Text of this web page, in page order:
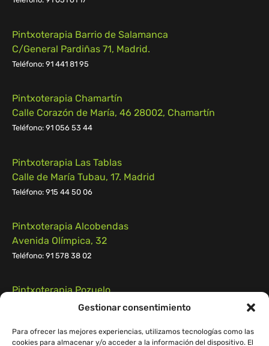
Gestionar consentimiento
Para ofrecer las mejores experiencias, utilizamos tecnologías como las
cookies para almacenar y/o acceder a la información del dispositivo. El
Pintxoterapia Barrio de Salamanca
C/General Pardiñas 71, Madrid.
Teléfono: 91 441 81 95
Pintxoterapia Chamartín
Calle Corazón de María, 46 28002, Chamartín
Teléfono: 91 056 53 44
Pintxoterapia Las Tablas
Calle de María Tubau, 17. Madrid
Teléfono: 915 44 50 06
Pintxoterapia Alcobendas
Avenida Olímpica, 32
Teléfono: 91 578 38 02
Pintxoterapia Pozuelo
Calle Campomanes n.º 55, 28223, Pozuelo de Alarcón